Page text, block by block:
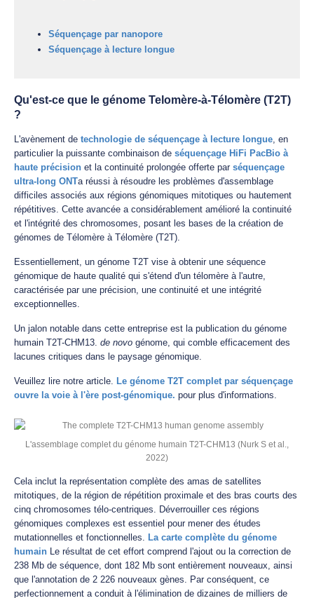
Séquençage par nanopore
Séquençage à lecture longue
Qu'est-ce que le génome Telomère-à-Télomère (T2T)
?
L'avènement de technologie de séquençage à lecture longue, en
particulier la puissante combinaison de séquençage HiFi PacBio à
haute précision et la continuité prolongée offerte par séquençage
ultra-long ONTa réussi à résoudre les problèmes d'assemblage
difficiles associés aux régions génomiques mitotiques ou hautement
répétitives. Cette avancée a considérablement amélioré la continuité
et l'intégrité des chromosomes, posant les bases de la création de
génomes de Télomère à Télomère (T2T).
Essentiellement, un génome T2T vise à obtenir une séquence
génomique de haute qualité qui s'étend d'un télomère à l'autre,
caractérisée par une précision, une continuité et une intégrité
exceptionnelles.
Un jalon notable dans cette entreprise est la publication du génome
humain T2T-CHM13. de novo génome, qui comble efficacement des
lacunes critiques dans le paysage génomique.
Veuillez lire notre article. Le génome T2T complet par séquençage
ouvre la voie à l'ère post-génomique. pour plus d'informations.
L'assemblage complet du génome humain T2T-CHM13 (Nurk S et al.,
2022)
Cela inclut la représentation complète des amas de satellites
mitotiques, de la région de répétition proximale et des bras courts des
cinq chromosomes télo-centriques. Déverrouiller ces régions
génomiques complexes est essentiel pour mener des études
mutationnelles et fonctionnelles. La carte complète du génome
humain Le résultat de cet effort comprend l'ajout ou la correction de
238 Mb de séquence, dont 182 Mb sont entièrement nouveaux, ainsi
que l'annotation de 2 226 nouveaux gènes. Par conséquent, ce
perfectionnement a conduit à l'élimination de dizaines de milliers de